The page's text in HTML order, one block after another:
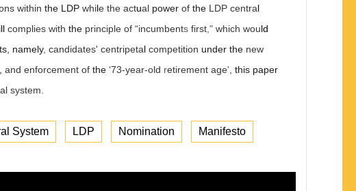
within the LDP while the actual power of the LDP central
ll complies with the principle of “incumbents first ," which would
namely, candidates' centripetal competition under the new
and enforcement of the ‘73-year-old retirement age' this paper
system.
System LDP Nomination Manifesto